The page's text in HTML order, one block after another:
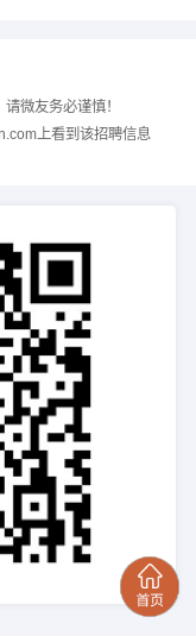
微友务必谨慎！
上看到该招聘信息